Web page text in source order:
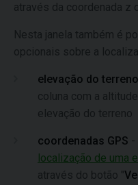
através da coordenada z
Nesta janela também é
opcionais sobre a
elevação do terreno
coluna com a
elevação do terreno
coordenadas GPS -
localização de uma
através do botão "